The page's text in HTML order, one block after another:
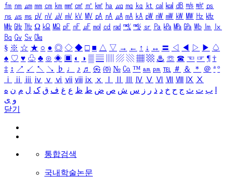
㎙ ㎚ ㎛ ㎜ ㎝ ㎞ ㎟ ㎠ ㎡ ㎢ ㏊ ㎍ ㎎ ㎏ ㏏ ㎈ ㎉ ㏈ ㎧ ㎨ ㎰
㎱ ㎲ ㎳ ㎴ ㎵ ㎶ ㎷ ㎸ ㎹ ㎀ ㎁ ㎂ ㎃ ㎄ ㎺ ㎻ ㎽ ㎾ ㎿ ㎐ ㎑
㎒ ㎓ ㎔ Ω ㏀ ㏁ ㎊ ㎋ ㎌ ㏖ ㏅ ㎭ ㎮ ㎯ ㏛ ㎩ ㎪ ㎫ ㎬ ㏝ ㏐
㏓
㏃ ㏉ ㏜ ㏆
§ ※ ☆ ★ ○ ● ◎ ◇ ◆ □ ■ △ ▽ → ← ↑ ↓ ↔ 〓 ◁ ◀ ▷ ▶ ♤
♠ ♡ ♥ ♧ ♣ ⊙ ◈ ▣ ◐ ◑ ▒ ▤ ▨ ▧ ▦ ▩ ♨ ☏ ☎ ☜ ☞ ¶ †
‡ ↕ ↗ ↙ ↖ ↘ ♭ ♩ ♪ ♬ ㉿ ㈜ № ㏇ ™ ㏂ ㏘ ℡ ＃ ＆ ＊ ＠ ª º
ⅰ
ⅱ ⅲ ⅳ ⅴ ⅵ ⅶ ⅷ ⅸ ⅹ Ⅳ Ⅴ Ⅵ Ⅶ Ⅷ Ⅸ Ⅹ
ب ت ث ج ح خ د ذ ر ز س ش ص ض ط ظ ع غ ف ق ک ل م ن ه
و ی
닫기
통합검색
국내학술논문